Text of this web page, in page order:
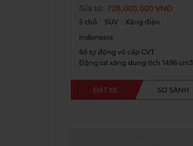
Giá từ: 728,000,000VND
5 chỗ SUV
Xăng điện
Indonesia
Số tự động vô cấp CVT
Động cơ xăng dung tích 1496 cm3
ĐẶT XE SO SÁNH